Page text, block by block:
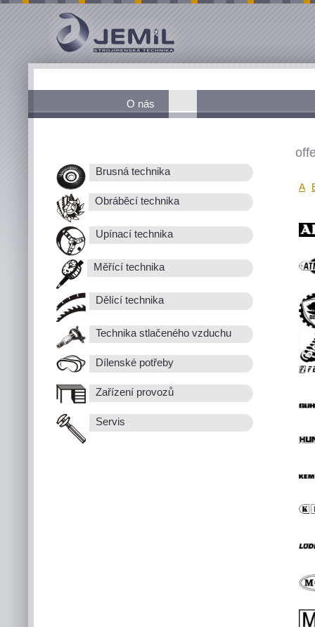
O nás
Brusná technika
Obráběcí technika
Upínací technika
Měřící technika
Dělící technika
Technika stlačeného vzduchu
Dílenské potřeby
Zařízení provozů
Servis
A